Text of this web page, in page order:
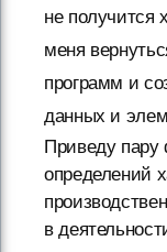
не получится
меня
программ и
данных и
Приведу
определений
в